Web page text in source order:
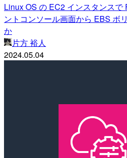
Linux OS の EC2 インスタンスで
ントコンソール画面から EBS ボ
か
片方 裕人
2024.05.04